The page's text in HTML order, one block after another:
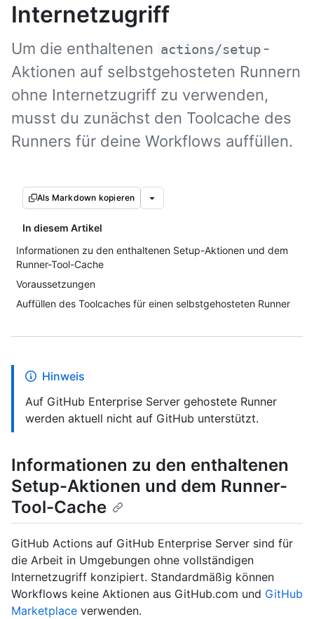
Internetzugriff
Um die enthaltenen actions/setup -
Aktionen auf selbstgehosteten Runnern
ohne Internetzugriff zu verwenden,
musst du zunächst den Toolcache des
Runners für deine Workflows auffüllen.
Als Markdown kopieren
In diesem Artikel
Informationen zu den enthaltenen Setup-Aktionen und dem
Runner-Tool-Cache
Voraussetzungen
Auffüllen des Toolcaches für einen selbstgehosteten Runner
Hinweis
Auf GitHub Enterprise Server gehostete Runner
werden aktuell nicht auf GitHub unterstützt.
Informationen zu den enthaltenen
Setup-Aktionen und dem Runner-
Tool-Cache
GitHub Actions auf GitHub Enterprise Server sind für
die Arbeit in Umgebungen ohne vollständigen
Internetzugriff konzipiert. Standardmäßig können
Workflows keine Aktionen aus GitHub.com und GitHub
Marketplace verwenden.